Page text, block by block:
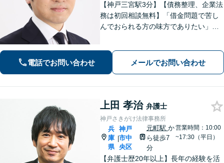
【神戸三宮駅3分】【債務整理、企業法
務は初回相談無料】「借金問題で苦し
んでおられる方の味方でありたい」
EやChatworkなどに対応」
電話でお問い合わせ メールでお問い合わせ
上田 孝治 弁護士
神戸さきがけ法律事務所
兵
庫
県
|
神戸
市中
央区
元町駅 か
ら徒歩7
分
営業時間：10:00
~17:30（平日）
【弁護士歴20年以上】長年の経験を活